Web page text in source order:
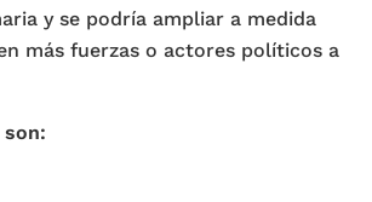
y se podría ampliar a medida
más fuerzas o actores políticos a